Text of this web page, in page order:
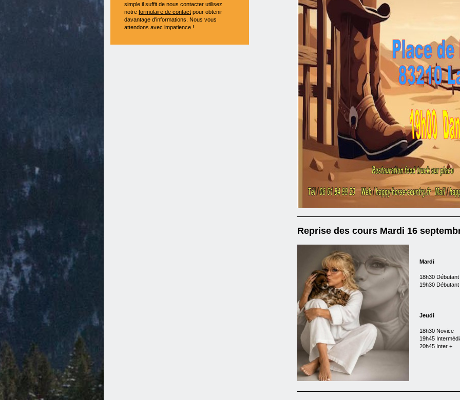
Reprise des cours Mardi 16
Mardi
18h30
19h30
Jeudi
18h30 Novice
19h45
20h45 Inter +
simple il suffit de nous contacter utilisez
notre formulaire de contact pour obtenir
davantage d'informations. Nous vous
attendons avec impatience !